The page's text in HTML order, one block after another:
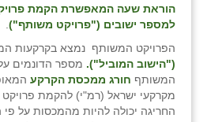
הוראת שעה המאפשרת הקמת
למספר ישובים ("פרויקט משותף")
הפרויקט המשותף נמצא בקרקעות
("הישוב המוביל"). מספר הדונמים
המשותף חורג ממכסת הקרקע
מקרקעי ישראל (רמ"י) להקמת פרויקט
החריגה יכולה להיות מהמכסות על